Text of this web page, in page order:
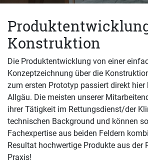
Konstruktion
Die Produktentwicklung von einer
Konzeptzeichnung über die
zum ersten Prototyp passiert direkt hier
Allgäu. Die meisten unserer
ihrer Tätigkeit im Rettungsdienst/der
technischen Background und können
Fachexpertise aus beiden Feldern
Resultat hochwertige Produkte aus der
Praxis!